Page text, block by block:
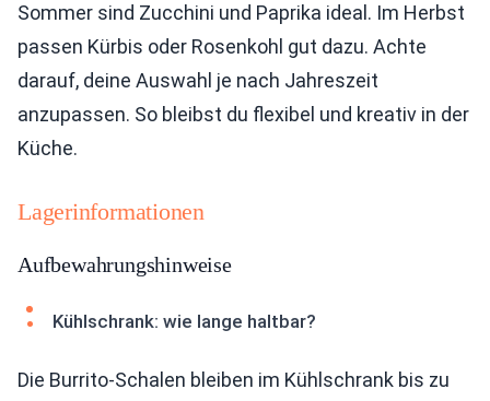
Sommer sind Zucchini und Paprika ideal. Im Herbst
passen Kürbis oder Rosenkohl gut dazu. Achte
darauf, deine Auswahl je nach Jahreszeit
anzupassen. So bleibst du flexibel und kreativ in der
Küche.
Lagerinformationen
Aufbewahrungshinweise
Kühlschrank: wie lange haltbar?
Die Burrito-Schalen bleiben im Kühlschrank bis zu